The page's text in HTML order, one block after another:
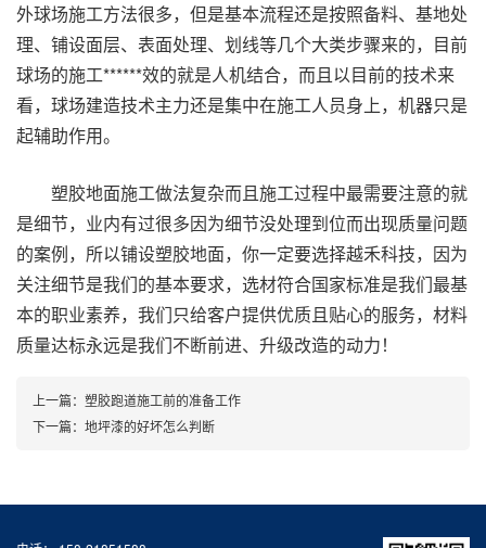
外球场施工方法很多，但是基本流程还是按照备料、基地处
理、铺设面层、表面处理、划线等几个大类步骤来的，目前
球场的施工******效的就是人机结合，而且以目前的技术来
看，球场建造技术主力还是集中在施工人员身上，机器只是
起辅助作用。
塑胶地面施工做法复杂而且施工过程中最需要注意的就
是细节，业内有过很多因为细节没处理到位而出现质量问题
的案例，所以铺设塑胶地面，你一定要选择越禾科技，因为
关注细节是我们的基本要求，选材符合国家标准是我们最基
本的职业素养，我们只给客户提供优质且贴心的服务，材料
质量达标永远是我们不断前进、升级改造的动力！
上一篇： 塑胶跑道施工前的准备工作
下一篇： 地坪漆的好坏怎么判断